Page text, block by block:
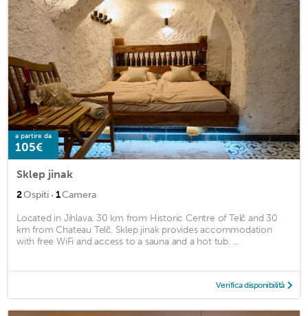
a partire da
105€
Sklep jinak
2Ospiti · 1Camera
Located in Jihlava, 30 km from Historic Centre of Telč and 30
km from Chateau Telč, Sklep jinak provides accommodation
with free WiFi and access to a sauna and a hot tub. ...
Verifica disponibilità